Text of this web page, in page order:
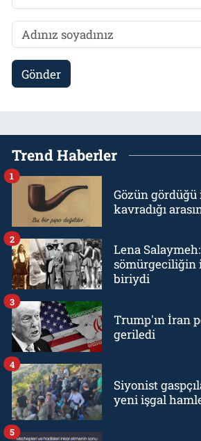
Gönder
Trend Haberler
Gözün
kavradığı
1
Lena
biriydi
2
Trump'ın İran
geriledi
3
Siyonist
yeni işgal
4
5